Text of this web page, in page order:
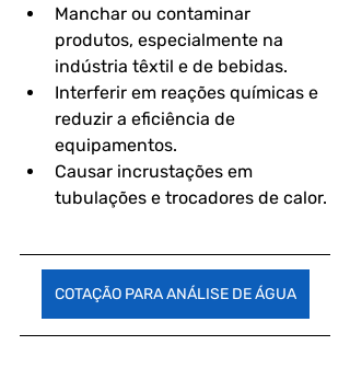
Manchar ou contaminar
produtos, especialmente na
indústria têxtil e de bebidas.
Interferir em reações químicas e
reduzir a eficiência de
equipamentos.
Causar incrustações em
tubulações e trocadores de calor.
COTAÇÃO PARA ANÁLISE DE ÁGUA